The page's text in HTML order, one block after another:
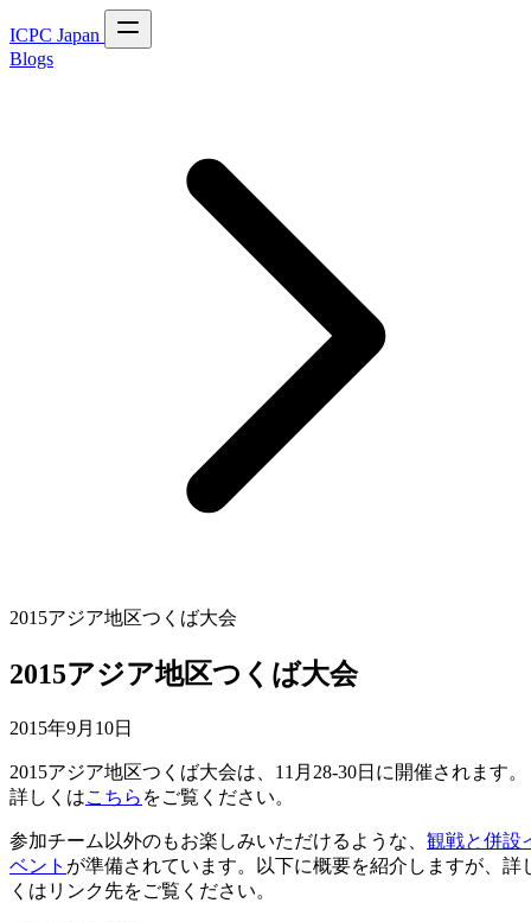
ICPC Japan
Blogs
2015アジア地区つくば大会
2015アジア地区つくば大会
2015年9月10日
2015アジア地区つくば大会は、11月28-30日に開催されます。
詳しくはこちら をご覧ください。
参加チーム以外のもお楽しみいただけるような、 観戦と併設
ベント が準備されています。以下に概要を紹介しますが、詳
くはリンク先をご覧ください。